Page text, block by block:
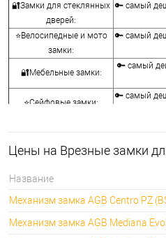
🔐Замки для стеклянных
дверей:
🔑 самый
⭐Велосипедные и мото
замки:
🔑 самый
🔐Мебельные замки:
🔑 самый
⭐Сейфовые замки:
🔑 самый
🔐Кодовые замки:
⭐Противопожарная
🔑 самый
🔐Замки для ролетов:
🔑 самый
Цены на Врезные замки
Название
Механизм замка AGB Centro PZ
Механизм замка AGB Mediana